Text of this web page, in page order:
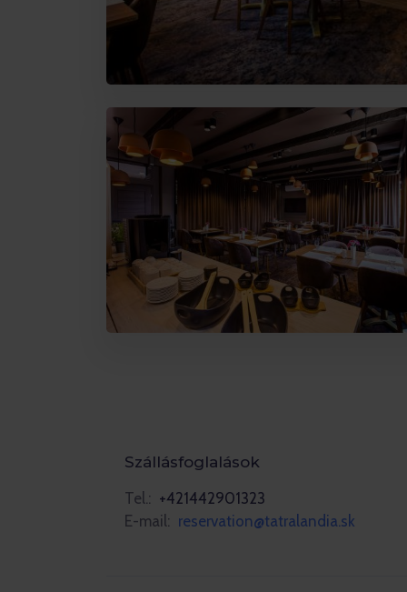
Szállásfoglalások
Tel.: +421442901323
E-mail: reservation@tatralandia.sk